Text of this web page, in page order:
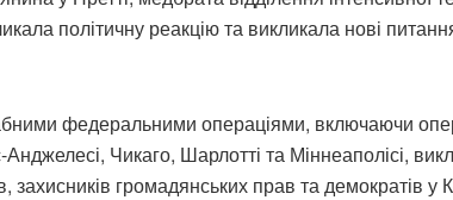
політичну реакцію та викликала нові
федеральними операціями, включаючи
Чикаго, Шарлотті та Міннеаполісі,
захисників громадянських прав та демократів у